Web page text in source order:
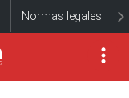
Normas legales